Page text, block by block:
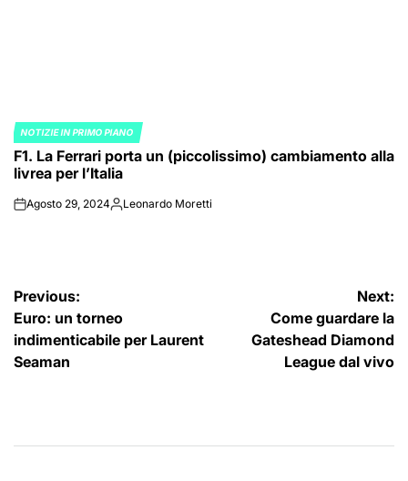
POSTED
IN
NOTIZIE IN PRIMO PIANO
F1. La Ferrari porta un (piccolissimo) cambiamento alla
livrea per l’Italia
onAgosto 29, 2024Posted
Leonardo Moretti
Navigazione
articoli
Previous:
Euro: un torneo
indimenticabile per Laurent
Seaman
Next:
Come guardare la
Gateshead Diamond
League dal vivo